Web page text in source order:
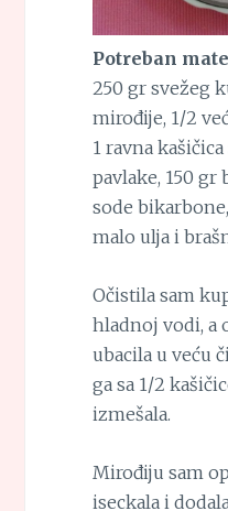
Potreban
250 gr svežeg
mirođije, 1/2
1 ravna
pavlake, 150 gr
sode
malo ulja i
Očistila sam
hladnoj vodi, a
ubacila u veću
ga sa 1/2
izmešala.
Mirođiju sam
iseckala i